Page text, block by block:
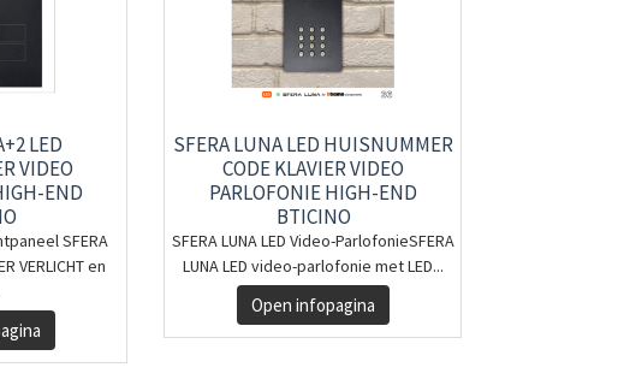
LED
VIDEO
END
SFERA
VERLICHT en
SFERA LUNA LED HUISNUMMER
CODE KLAVIER VIDEO
PARLOFONIE HIGH-END
BTICINO
SFERA LUNA LED Video-ParlofonieSFERA
LUNA LED video-parlofonie met LED...
Open infopagina